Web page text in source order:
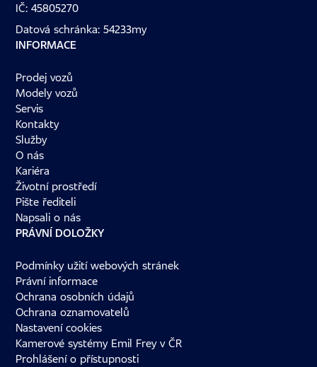
IČ: 45805270
Datová schránka: 54233my
INFORMACE
Prodej vozů
Modely vozů
Servis
Kontakty
Služby
O nás
Kariéra
Životní prostředí
Pište řediteli
Napsali o nás
PRÁVNÍ DOLOŽKY
Podmínky užití webových stránek
Právní informace
Ochrana osobních údajů
Ochrana oznamovatelů
Nastavení cookies
Kamerové systémy Emil Frey v ČR
Prohlášení o přístupnosti